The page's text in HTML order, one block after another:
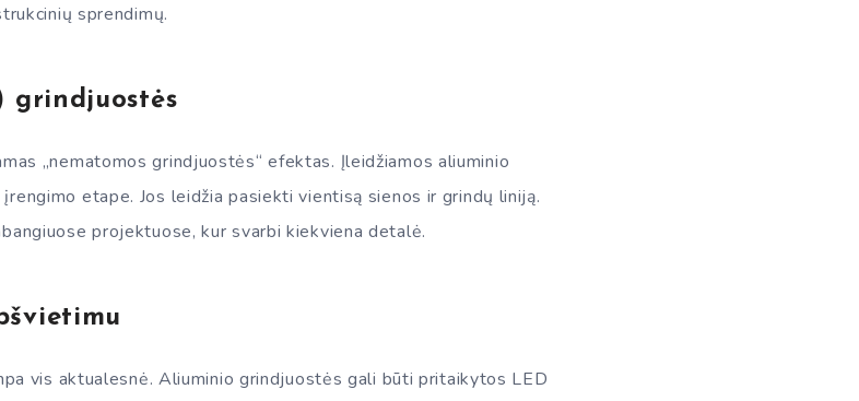
sprendimų.
grindjuostės
„nematomos grindjuostės“ efektas. Įleidžiamos aliuminio
etape. Jos leidžia pasiekti vientisą sienos ir grindų liniją.
projektuose, kur svarbi kiekviena detalė.
vis aktualesnė. Aliuminio grindjuostės gali būti pritaikytos LED